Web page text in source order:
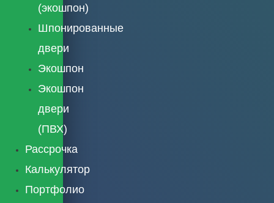
(экошпон)
Шпонированные
двери
Экошпон
Экошпон
двери
(ПВХ)
Рассрочка
Калькулятор
Портфолио